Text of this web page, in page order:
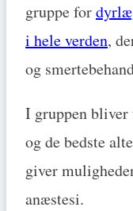
gruppe for
i hele verden,
og
I gruppen bliver
og de bedste
giver
anæstesi.